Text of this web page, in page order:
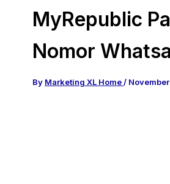
MyRepublic
Nomor
By Marketing XL Home/